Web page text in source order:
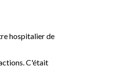
hospitalier de
C'était